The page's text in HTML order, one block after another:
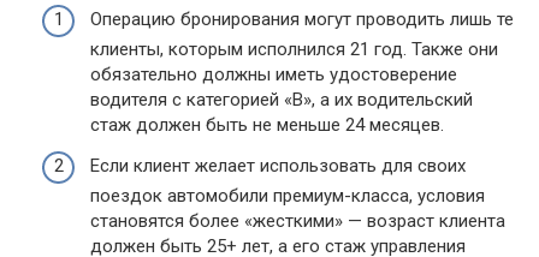
Операцию бронирования могут проводить лишь те
клиенты, которым исполнился 21 год. Также они
обязательно должны иметь удостоверение
водителя с категорией «В», а их водительский
стаж должен быть не меньше 24 месяцев.
Если клиент желает использовать для своих
поездок автомобили премиум-класса, условия
становятся более «жесткими» — возраст клиента
должен быть 25+ лет, а его стаж управления